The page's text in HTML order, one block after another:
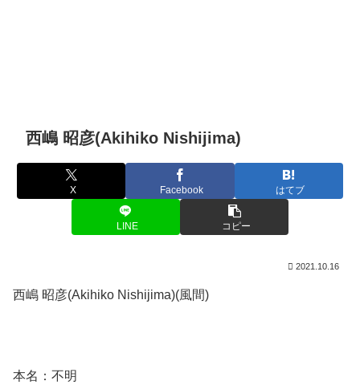
西嶋 昭彦(Akihiko Nishijima)
X Facebook はてブ
LINE コピー
2021.10.16
西嶋 昭彦(Akihiko Nishijima)(風間)
本名：不明